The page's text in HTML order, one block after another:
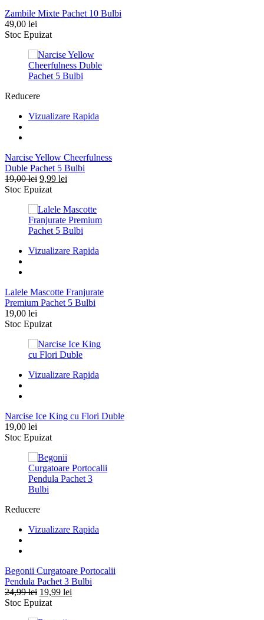
Zambile Mixte Pachet 10 Bulbi
49,00 lei
Stoc Epuizat
Reducere
Vizualizare Rapida
Narcise Yellow Cheerfulness
Duble Pachet 5 Bulbi
19,00lei Prețul
inițial
fost:
19,00 lei.
9,99 lei
9,99 lei.
Stoc Epuizat
Vizualizare Rapida
Lalele Mascotte Franjurate
Premium Pachet 5 Bulbi
19,00 lei
Stoc Epuizat
Vizualizare Rapida
Narcise Ice King cu Flori Duble
19,00 lei
Stoc Epuizat
Reducere
Vizualizare Rapida
Begonii Curgatoare Portocalii
Pendula Pachet 3 Bulbi
24,99lei Prețul
inițial
19,99 lei
Stoc Epuizat